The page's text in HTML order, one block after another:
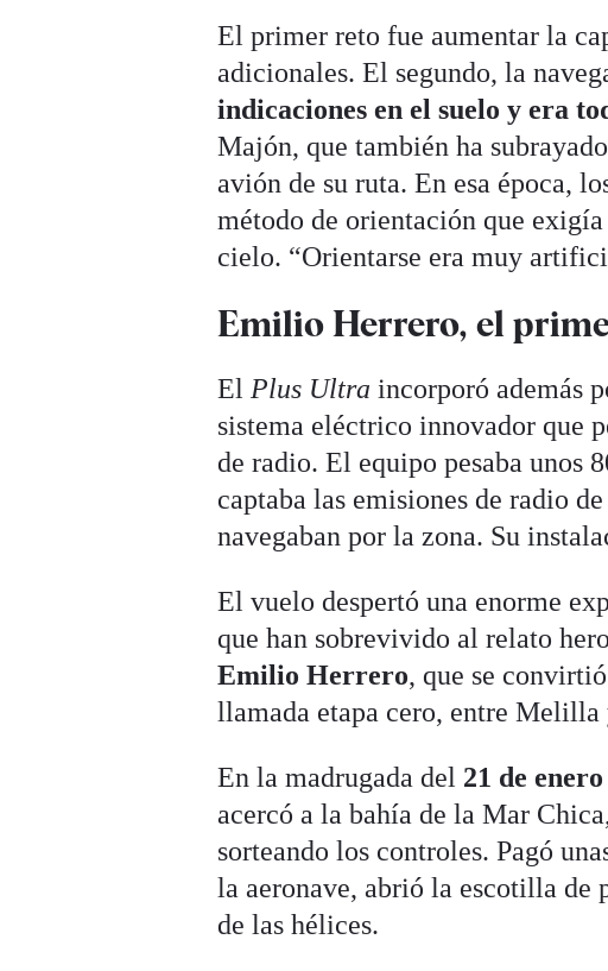
El primer reto fue aumentar la
adicionales. El segundo, la
indicaciones en el suelo y era
Majón, que también ha
avión de su ruta. En esa época,
método de orientación que
cielo. “Orientarse era muy
Emilio Herrero, el
El Plus Ultra incorporó además
sistema eléctrico innovador que
de radio. El equipo pesaba unos
captaba las emisiones de radio
navegaban por la zona. Su
El vuelo despertó una enorme
que han sobrevivido al relato
Emilio Herrero, que se
llamada etapa cero, entre Melilla
En la madrugada del 21 de
acercó a la bahía de la Mar
sorteando los controles. Pagó
la aeronave, abrió la escotilla de
de las hélices.